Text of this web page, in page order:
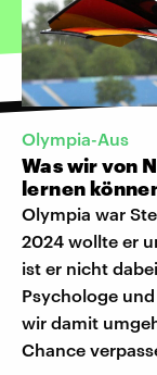
Olympia-Aus
Was wir von
lernen
Olympia war
2024 wollte er
ist er nicht
Psychologe
wir damit
Chance